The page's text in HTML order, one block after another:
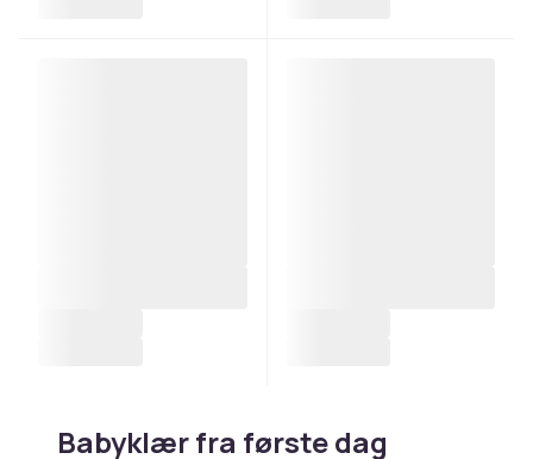
Babyklær fra første dag